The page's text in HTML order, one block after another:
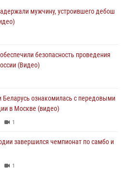
мужчину, устроившего дебош
безопасность проведения
(Видео)
ознакомилась с передовыми
в Москве (видео)
1
завершился чемпионат по самбо и
1